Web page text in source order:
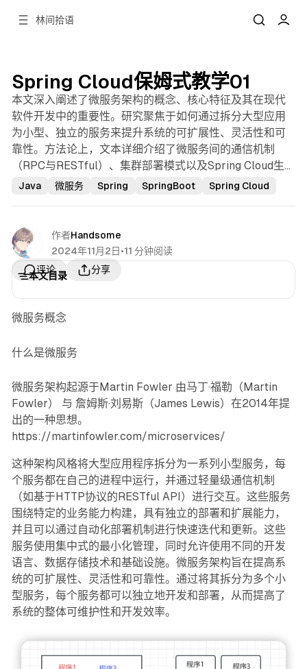
林间拾语
Java 微服务 Spring SpringBoot Spring Cloud
Spring Cloud保姆式教学01
本文深入阐述了微服务架构的概念、核心特征及其在现代
软件开发中的重要性。研究聚焦于如何通过拆分大型应用
为小型、独立的服务来提升系统的可扩展性、灵活性和可
靠性。方法论上，文本详细介绍了微服务间的通信机制
（RPC与RESTful）、集群部署模式以及Spring Cloud生态
（特别是Eureka和Feign）在实现微服务治理中的关键作
化了服务注册、发现、调用等复杂环节。本研究的实践价
值在于为开发者提供了构建和管理分布式系统的清晰指导
和技术选型参考。未来研究可进一步探索更高级的服务治
理、容错机制及跨语言微服务集成。
作者Handsome
2024年11月2日 •11 分钟阅读
评论
评论
分享
分享
微服务概念
什么是微服务
微服务架构起源于Martin Fowler 由马丁·福勒（Martin
Fowler） 与 詹姆斯·刘易斯（James Lewis）在2014年提
出的一种思想。
https://martinfowler.com/microservices/
这种架构风格将大型应用程序拆分为一系列小型服务，每
个服务都在自己的进程中运行，并通过轻量级通信机制
（如基于HTTP协议的RESTful API）进行交互。这些服务
围绕特定的业务能力构建，具有独立的部署和扩展能力，
并且可以通过自动化部署机制进行快速迭代和更新。这些
服务使用集中式的最小化管理，同时允许使用不同的开发
语言、数据存储技术和基础设施。微服务架构旨在提高系
统的可扩展性、灵活性和可靠性。通过将其拆分为多个小
型服务，每个服务都可以独立地开发和部署，从而提高了
系统的整体可维护性和开发效率。
本文目录